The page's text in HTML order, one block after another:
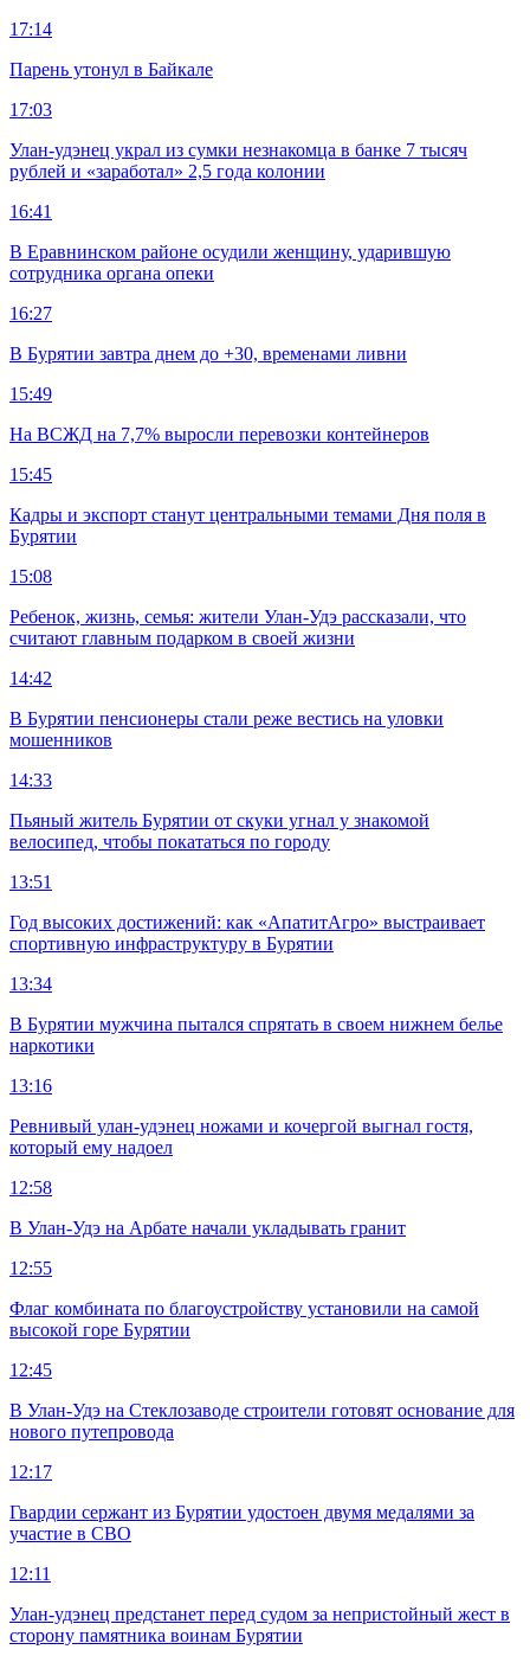
17:14
Парень утонул в Байкале
17:03
Улан-удэнец украл из сумки незнакомца в банке 7 тысяч
рублей и «заработал» 2,5 года колонии
16:41
В Еравнинском районе осудили женщину, ударившую
сотрудника органа опеки
16:27
В Бурятии завтра днем до +30, временами ливни
15:49
На ВСЖД на 7,7% выросли перевозки контейнеров
15:45
Кадры и экспорт станут центральными темами Дня поля в
Бурятии
15:08
Ребенок, жизнь, семья: жители Улан-Удэ рассказали, что
считают главным подарком в своей жизни
14:42
В Бурятии пенсионеры стали реже вестись на уловки
мошенников
14:33
Пьяный житель Бурятии от скуки угнал у знакомой
велосипед, чтобы покататься по городу
13:51
Год высоких достижений: как «АпатитАгро» выстраивает
спортивную инфраструктуру в Бурятии
13:34
В Бурятии мужчина пытался спрятать в своем нижнем белье
наркотики
13:16
Ревнивый улан-удэнец ножами и кочергой выгнал гостя,
который ему надоел
12:58
В Улан-Удэ на Арбате начали укладывать гранит
12:55
Флаг комбината по благоустройству установили на самой
высокой горе Бурятии
12:45
В Улан-Удэ на Стеклозаводе строители готовят основание для
нового путепровода
12:17
Гвардии сержант из Бурятии удостоен двумя медалями за
участие в СВО
12:11
Улан-удэнец предстанет перед судом за непристойный жест в
сторону памятника воинам Бурятии